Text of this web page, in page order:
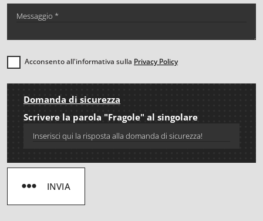
Acconsento all'informativa sulla Privacy Policy
Domanda di sicurezza
Scrivere la parola "Fragole" al singolare
INVIA